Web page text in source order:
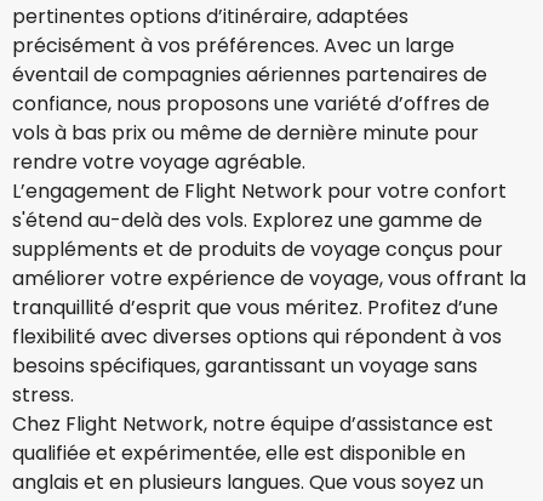
pertinentes options d’itinéraire, adaptées
précisément à vos préférences. Avec un large
éventail de compagnies aériennes partenaires de
confiance, nous proposons une variété d’offres de
vols à bas prix ou même de dernière minute pour
rendre votre voyage agréable.
L’engagement de Flight Network pour votre confort
s'étend au-delà des vols. Explorez une gamme de
suppléments et de produits de voyage conçus pour
améliorer votre expérience de voyage, vous offrant la
tranquillité d’esprit que vous méritez. Profitez d’une
flexibilité avec diverses options qui répondent à vos
besoins spécifiques, garantissant un voyage sans
stress.
Chez Flight Network, notre équipe d’assistance est
qualifiée et expérimentée, elle est disponible en
anglais et en plusieurs langues. Que vous soyez un